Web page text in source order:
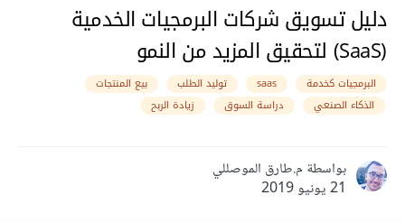
دليل تسويق شركات البرمجيات الخدمية
(SaaS) لتحقيق المزيد من النمو
البرمجيات كخدمة saas توليد الطلب
بيع المنتجات
الذكاء الصنعي
دراسة السوق زيادة الربح
بواسطة م.طارق الموصللي
21 يونيو 2019